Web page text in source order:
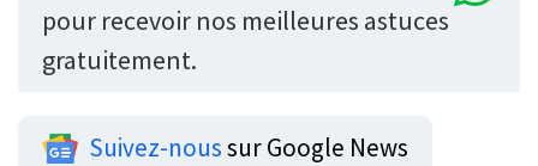
pour recevoir nos meilleures astuces
gratuitement.
Suivez-noussur Google News